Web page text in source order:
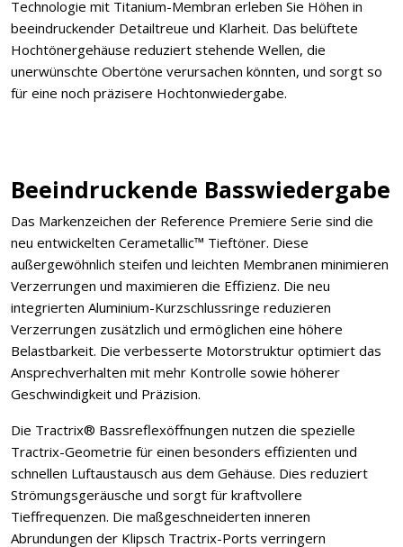
Technologie mit Titanium-Membran erleben Sie Höhen in
beeindruckender Detailtreue und Klarheit. Das belüftete
Hochtönergehäuse reduziert stehende Wellen, die
unerwünschte Obertöne verursachen könnten, und sorgt so
für eine noch präzisere Hochtonwiedergabe.
Beeindruckende Basswiedergabe
Das Markenzeichen der Reference Premiere Serie sind die
neu entwickelten Cerametallic™ Tieftöner. Diese
außergewöhnlich steifen und leichten Membranen minimieren
Verzerrungen und maximieren die Effizienz. Die neu
integrierten Aluminium-Kurzschlussringe reduzieren
Verzerrungen zusätzlich und ermöglichen eine höhere
Belastbarkeit. Die verbesserte Motorstruktur optimiert das
Ansprechverhalten mit mehr Kontrolle sowie höherer
Geschwindigkeit und Präzision.
Die Tractrix® Bassreflexöffnungen nutzen die spezielle
Tractrix-Geometrie für einen besonders effizienten und
schnellen Luftaustausch aus dem Gehäuse. Dies reduziert
Strömungsgeräusche und sorgt für kraftvollere
Tieffrequenzen. Die maßgeschneiderten inneren
Abrundungen der Klipsch Tractrix-Ports verringern